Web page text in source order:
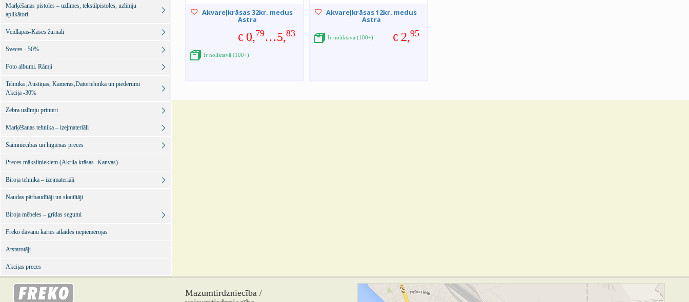
Akvareļkrāsas 32kr. medus
Astra
€ 0,79…5,83
Ir noliktavā (100+)
Akvareļkrāsas 12kr. medus
Astra
€ 2,95
Ir noliktavā (100+)
Marķēšanas pistoles – uzlīmes, tekstilpistoles, uzlīmju
aplikātori
Veidlapas-Kases žurnāli
Sveces - 50%
Foto albumi. Rāmji
Tehnika ,Austiņas, Kameras,Datortehnika un piederumi
Akcija -30%
Zebra uzlīmju printeri
Marķēšanas tehnika – izejmateriāli
Saimniecības un higiēnas preces
Preces māksliniekiem (Akrila krāsas -Kanvas)
Biroja tehnika – izejmateriāli
Naudas pārbaudītāji un skaitītāji
Biroja mēbeles – grīdas segumi
Freko dāvanu kartes atlaides nepiemērojas
Atstarotāji
Akcijas preces
Mazumtirdzniecība /